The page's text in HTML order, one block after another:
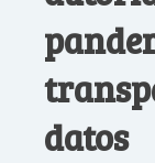
datos